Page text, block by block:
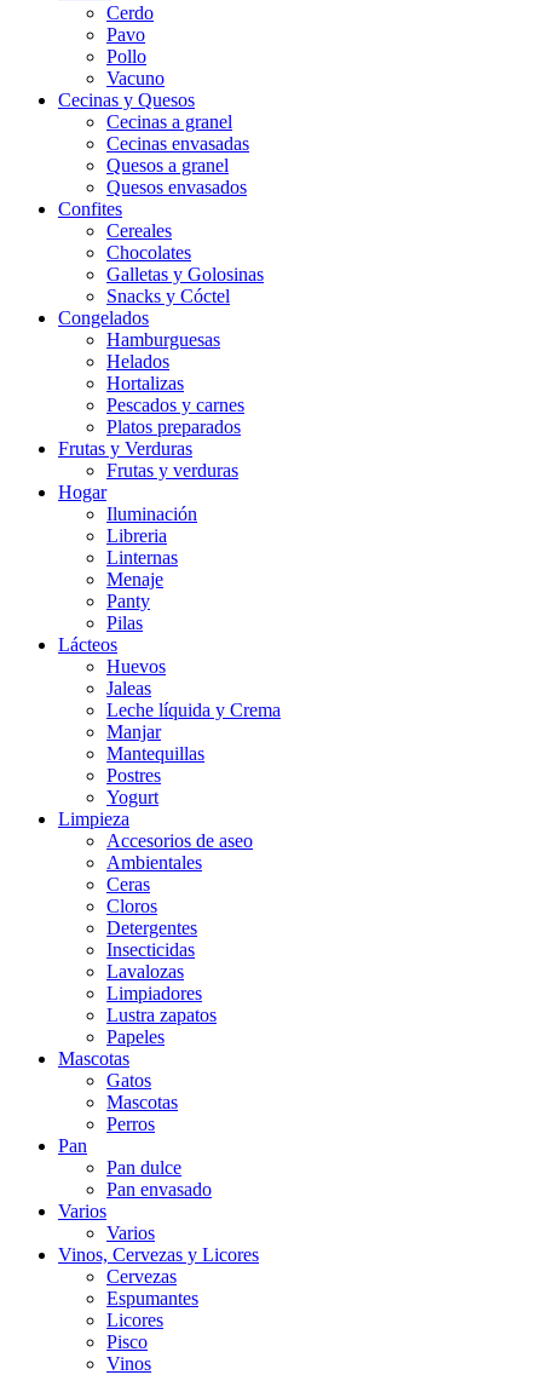
Cerdo
Pavo
Pollo
Vacuno
Cecinas y Quesos
Cecinas a granel
Cecinas envasadas
Quesos a granel
Quesos envasados
Confites
Cereales
Chocolates
Galletas y Golosinas
Snacks y Cóctel
Congelados
Hamburguesas
Helados
Hortalizas
Pescados y carnes
Platos preparados
Frutas y Verduras
Frutas y verduras
Hogar
Iluminación
Libreria
Linternas
Menaje
Panty
Pilas
Lácteos
Huevos
Jaleas
Leche líquida y Crema
Manjar
Mantequillas
Postres
Yogurt
Limpieza
Accesorios de aseo
Ambientales
Ceras
Cloros
Detergentes
Insecticidas
Lavalozas
Limpiadores
Lustra zapatos
Papeles
Mascotas
Gatos
Mascotas
Perros
Pan
Pan dulce
Pan envasado
Varios
Varios
Vinos, Cervezas y Licores
Cervezas
Espumantes
Licores
Pisco
Vinos